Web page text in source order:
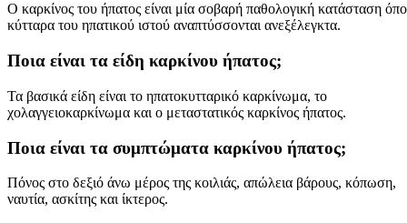
Ο καρκίνος του ήπατος είναι μία σοβαρή παθολογική κατάσταση
κύτταρα του ηπατικού ιστού αναπτύσσονται ανεξέλεγκτα.
Ποια είναι τα είδη καρκίνου ήπατος;
Τα βασικά είδη είναι το ηπατοκυτταρικό καρκίνωμα, το
χολαγγειοκαρκίνωμα και ο μεταστατικός καρκίνος ήπατος.
Ποια είναι τα συμπτώματα καρκίνου ήπατος;
Πόνος στο δεξιό άνω μέρος της κοιλιάς, απώλεια βάρους, κόπωση,
ναυτία, ασκίτης και ίκτερος.